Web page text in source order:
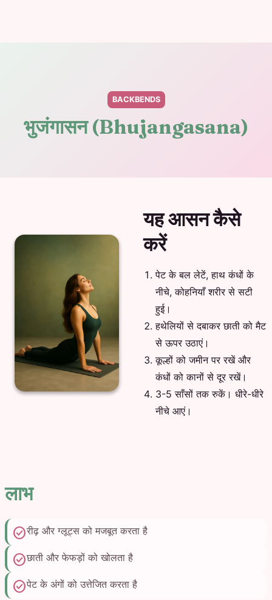
BACKBENDS
भुजंगासन (Bhujangasana)
यह आसन कैसे
करें
पेट के बल लेटें, हाथ कंधों के
नीचे, कोहनियाँ शरीर से सटी
हुई।
हथेलियों से दबाकर छाती को मैट
से ऊपर उठाएं।
कूल्हों को जमीन पर रखें और
कंधों को कानों से दूर रखें।
3-5 साँसों तक रुकें। धीरे-धीरे
नीचे आएं।
लाभ
check_circleरीढ़ और ग्लूट्स को मजबूत करता है
check_circleछाती और फेफड़ों को खोलता है
check_circleपेट के अंगों को उत्तेजित करता है